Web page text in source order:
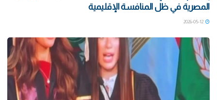
المصرية في ظل المنافسة الإقليمية
2026-05-12